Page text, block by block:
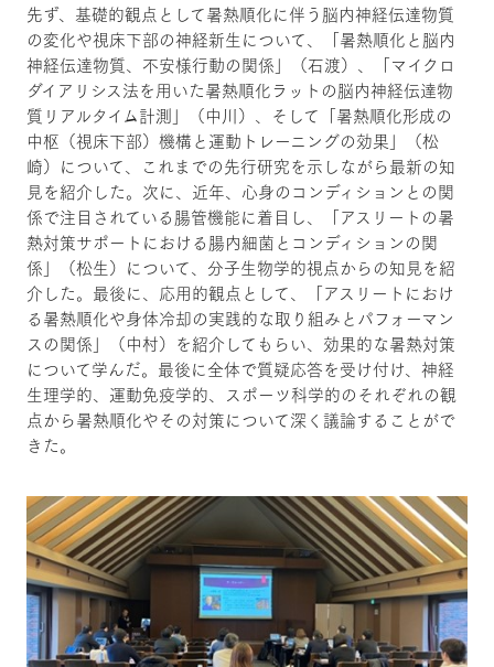
先ず、基礎的観点として暑熱順化に伴う脳内神経伝達物質
の変化や視床下部の神経新生について、「暑熱順化と脳内
神経伝達物質、不安様行動の関係」（石渡）、「マイクロ
ダイアリシス法を用いた暑熱順化ラットの脳内神経伝達物
質リアルタイム計測」（中川）、そして「暑熱順化形成の
中枢（視床下部）機構と運動トレーニングの効果」（松
崎）について、これまでの先行研究を示しながら最新の知
見を紹介した。次に、近年、心身のコンディションとの関
係で注目されている腸管機能に着目し、「アスリートの暑
熱対策サポートにおける腸内細菌とコンディションの関
係」（松生）について、分子生物学的視点からの知見を紹
介した。最後に、応用的観点として、「アスリートにおけ
る暑熱順化や身体冷却の実践的な取り組みとパフォーマン
スの関係」（中村）を紹介してもらい、効果的な暑熱対策
について学んだ。最後に全体で質疑応答を受け付け、神経
生理学的、運動免疫学的、スポーツ科学的のそれぞれの観
点から暑熱順化やその対策について深く議論することがで
きた。